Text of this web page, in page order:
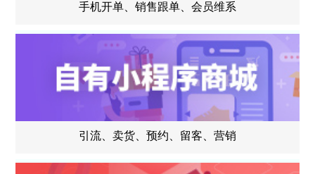
手机开单、销售跟单、会员维系
引流、卖货、预约、留客、营销